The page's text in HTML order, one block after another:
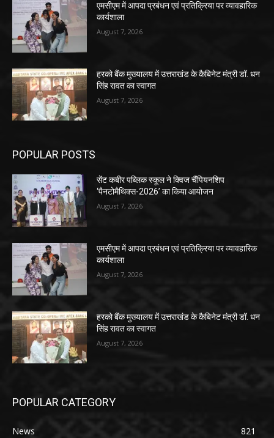
एमसीएम में आपदा प्रबंधन एवं प्रतिक्रिया पर व्यावहारिक
कार्यशाला
August 7, 2026
हरको बैंक मुख्यालय में उत्तराखंड के कैबिनेट मंत्री डॉ. धन
सिंह रावत का स्वागत
August 7, 2026
POPULAR POSTS
सेंट कबीर पब्लिक स्कूल ने क्विज चैंपियनशिप
‘पैनटोमैथिक्स-2026’ का किया आयोजन
August 7, 2026
एमसीएम में आपदा प्रबंधन एवं प्रतिक्रिया पर व्यावहारिक
कार्यशाला
August 7, 2026
हरको बैंक मुख्यालय में उत्तराखंड के कैबिनेट मंत्री डॉ. धन
सिंह रावत का स्वागत
August 7, 2026
POPULAR CATEGORY
News
821